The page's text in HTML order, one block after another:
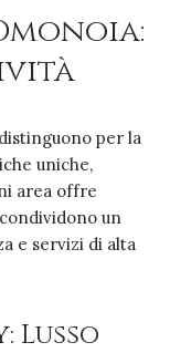
per la
uniche,
area offre
un
e servizi di alta
Lusso